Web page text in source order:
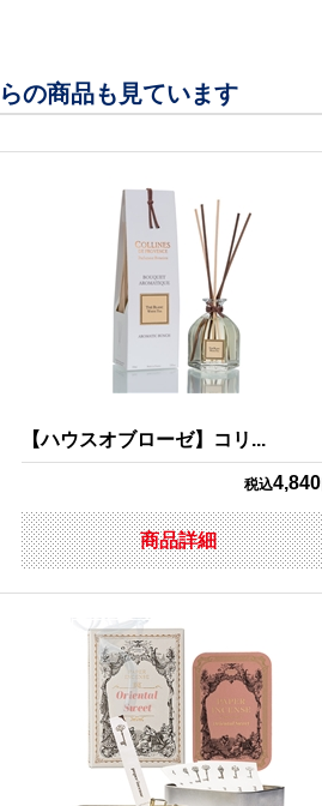
の商品も見ています
【ハウスオブローゼ】コリ...
税込4,840
商品詳細